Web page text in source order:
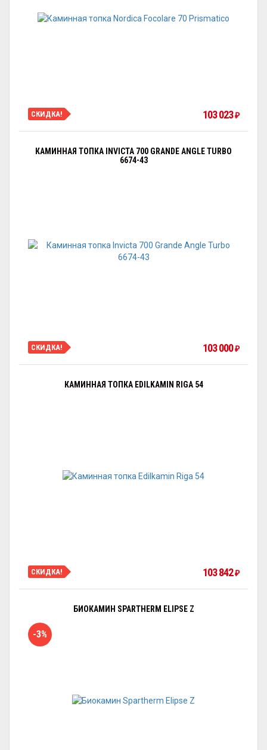
СКИДКА! 103 023 ₽
КАМИННАЯ ТОПКА INVICTA 700 GRANDE ANGLE TURBO
6674-43
СКИДКА! 103 000 ₽
КАМИННАЯ ТОПКА EDILKAMIN RIGA 54
СКИДКА! 103 842 ₽
БИОКАМИН SPARTHERM ELIPSE Z
-3%